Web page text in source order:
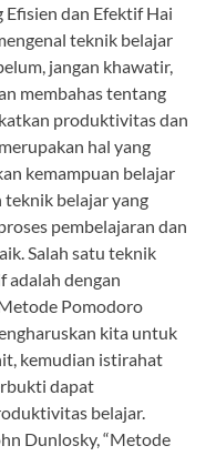
Efisien dan Efektif Hai
teknik belajar
jangan khawatir,
membahas tentang
produktivitas dan
hal yang
kemampuan belajar
teknik belajar yang
pembelajaran dan
Salah satu teknik
adalah dengan
Pomodoro
kita untuk
kemudian istirahat
dapat
belajar.
Dunlosky, “Metode